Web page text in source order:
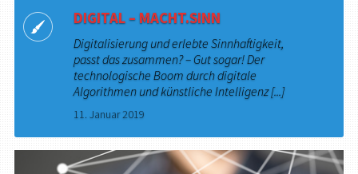
DIGITAL – MACHT.SINN
Digitalisierung und erlebte Sinnhaftigkeit,
passt das zusammen? – Gut sogar! Der
technologische Boom durch digitale
Algorithmen und künstliche Intelligenz [...]
11. Januar 2019